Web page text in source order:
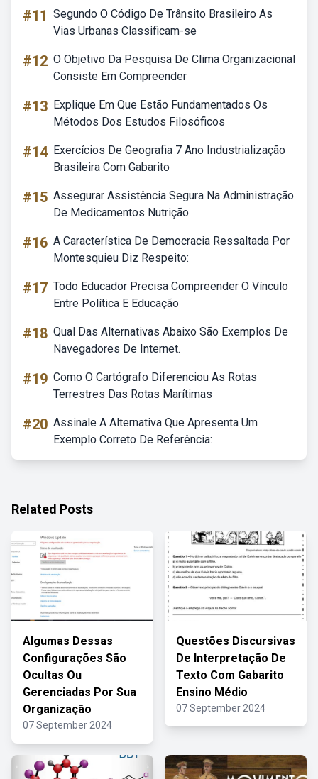
#11 Segundo O Código De Trânsito Brasileiro As
Vias Urbanas Classificam-se
#12 O Objetivo Da Pesquisa De Clima Organizacional
Consiste Em Compreender
#13 Explique Em Que Estão Fundamentados Os
Métodos Dos Estudos Filosóficos
#14 Exercícios De Geografia 7 Ano Industrialização
Brasileira Com Gabarito
#15 Assegurar Assistência Segura Na Administração
De Medicamentos Nutrição
#16 A Característica De Democracia Ressaltada Por
Montesquieu Diz Respeito:
#17 Todo Educador Precisa Compreender O Vínculo
Entre Política E Educação
#18 Qual Das Alternativas Abaixo São Exemplos De
Navegadores De Internet.
#19 Como O Cartógrafo Diferenciou As Rotas
Terrestres Das Rotas Marítimas
#20 Assinale A Alternativa Que Apresenta Um
Exemplo Correto De Referência:
Related Posts
Algumas Dessas
Configurações São
Ocultas Ou
Gerenciadas Por Sua
Organização
07 September 2024
Questões Discursivas
De Interpretação De
Texto Com Gabarito
Ensino Médio
07 September 2024